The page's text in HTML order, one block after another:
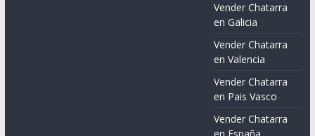
Vender Chatarra
en Galicia
Vender Chatarra
en Valencia
Vender Chatarra
en Pais Vasco
Vender Chatarra